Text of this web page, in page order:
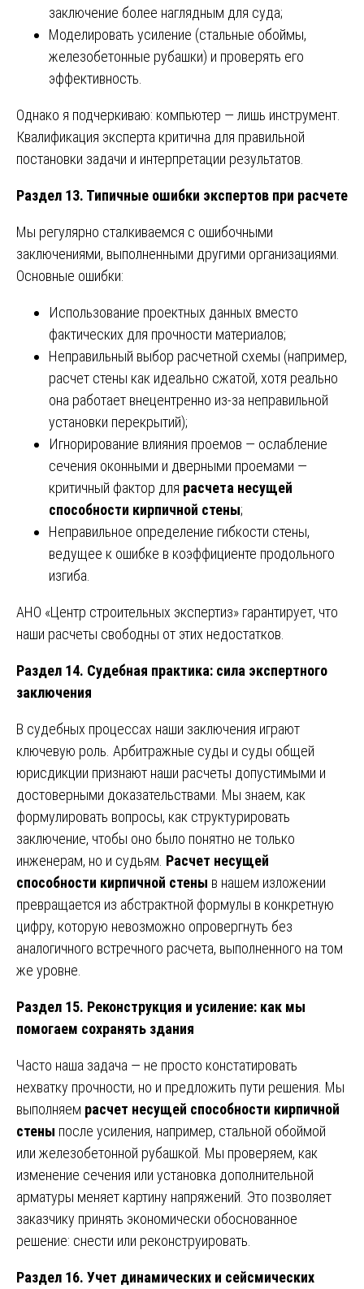
заключение более наглядным для суда;
Моделировать усиление (стальные обоймы,
железобетонные рубашки) и проверять его
эффективность.
Однако я подчеркиваю: компьютер — лишь инструмент.
Квалификация эксперта критична для правильной
постановки задачи и интерпретации результатов.
Раздел 13. Типичные ошибки экспертов при расчете
Мы регулярно сталкиваемся с ошибочными
заключениями, выполненными другими организациями.
Основные ошибки:
Использование проектных данных вместо
фактических для прочности материалов;
Неправильный выбор расчетной схемы (например,
расчет стены как идеально сжатой, хотя реально
она работает внецентренно из-за неправильной
установки перекрытий);
Игнорирование влияния проемов — ослабление
сечения оконными и дверными проемами —
критичный фактор для расчета несущей
способности кирпичной стены;
Неправильное определение гибкости стены,
ведущее к ошибке в коэффициенте продольного
изгиба.
АНО «Центр строительных экспертиз» гарантирует, что
наши расчеты свободны от этих недостатков.
Раздел 14. Судебная практика: сила экспертного
заключения
В судебных процессах наши заключения играют
ключевую роль. Арбитражные суды и суды общей
юрисдикции признают наши расчеты допустимыми и
достоверными доказательствами. Мы знаем, как
формулировать вопросы, как структурировать
заключение, чтобы оно было понятно не только
инженерам, но и судьям. Расчет несущей
способности кирпичной стены в нашем изложении
превращается из абстрактной формулы в конкретную
цифру, которую невозможно опровергнуть без
аналогичного встречного расчета, выполненного на том
же уровне.
Раздел 15. Реконструкция и усиление: как мы
помогаем сохранять здания
Часто наша задача — не просто констатировать
нехватку прочности, но и предложить пути решения. Мы
выполняем расчет несущей способности кирпичной
стены после усиления, например, стальной обоймой
или железобетонной рубашкой. Мы проверяем, как
изменение сечения или установка дополнительной
арматуры меняет картину напряжений. Это позволяет
заказчику принять экономически обоснованное
решение: снести или реконструировать.
Раздел 16. Учет динамических и сейсмических